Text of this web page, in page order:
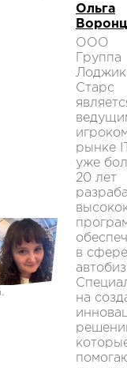
Ольга
ООО
Группа
Лоджик
Старс
рынке
уже
20 лет
в сфере
на